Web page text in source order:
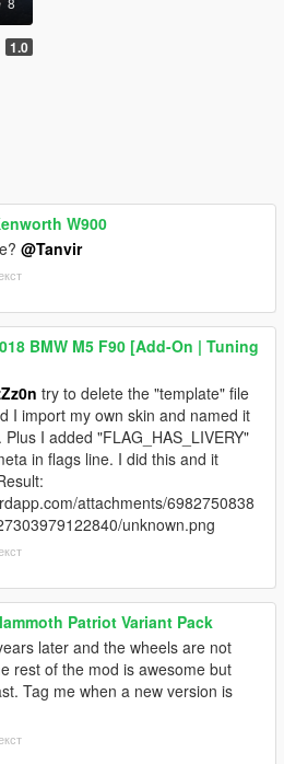
1.0
W900
@Tanvir
BMW M5 F90 [Add-On | Tuning
try to delete the "template" file
I import my own skin and named it
I added "FLAG_HAS_LIVERY"
in flags line. I did this and it
attachments/6982750838
unknown.png
Patriot Variant Pack
later and the wheels are not
rest of the mod is awesome but
Tag me when a new version is